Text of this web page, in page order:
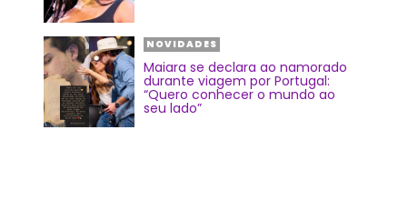
NOVIDADES
Maiara se declara ao namorado
durante viagem por Portugal:
“Quero conhecer o mundo ao
seu lado”